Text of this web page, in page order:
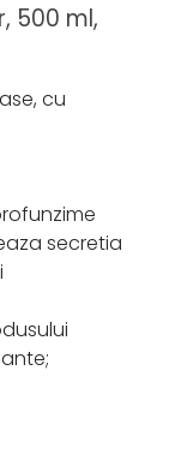
500 ml,
cu
secretia